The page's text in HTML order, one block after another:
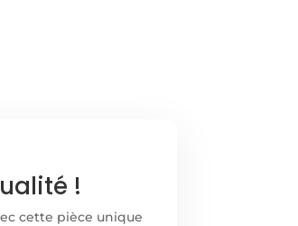
!
cette pièce unique